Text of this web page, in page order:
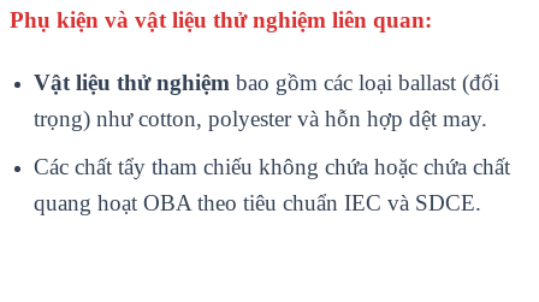
Phụ kiện và vật liệu thử nghiệm liên quan:
Vật liệu thử nghiệm bao gồm các loại ballast (đối
trọng) như cotton, polyester và hỗn hợp dệt may.
Các chất tẩy tham chiếu không chứa hoặc chứa chất
quang hoạt OBA theo tiêu chuẩn IEC và SDCE.